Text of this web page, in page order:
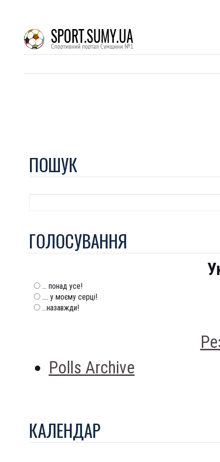
ПОШУК
ГОЛОСУВАННЯ
... понад усе!
.... у моєму серці!
...назавжди!
Polls Archive
КАЛЕНДАР